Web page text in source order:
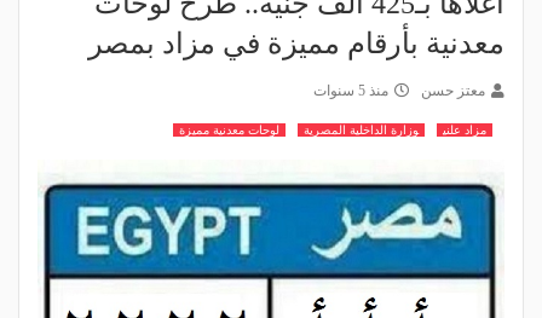
معدنية بأرقام مميزة في مزاد بمصر
معتز حسن منذ 5 سنوات
مزاد علني وزارة الداخلية المصرية لوحات معدنية مميزة